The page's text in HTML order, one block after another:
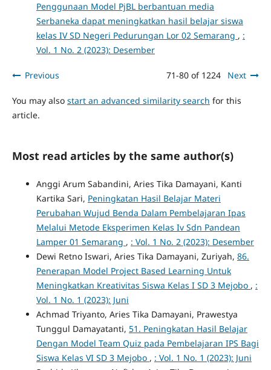
Penggunaan Model PjBL berbantuan media
Serbaneka dapat meningkatkan hasil belajar siswa
kelas IV SD Negeri Pedurungan Lor 02 Semarang , :
Vol. 1 No. 2 (2023): Desember
Previous 71-80 of 1224 Next
You may also start an advanced similarity search for this
article.
Most read articles by the same author(s)
Anggi Arum Sabandini, Aries Tika Damayani, Kanti
Kartika Sari, Peningkatan Hasil Belajar Materi
Perubahan Wujud Benda Dalam Pembelajaran Ipas
Melalui Metode Eksperimen Kelas Iv Sdn Pandean
Lamper 01 Semarang , : Vol. 1 No. 2 (2023): Desember
Dewi Retno Iswari, Aries Tika Damayani, Zuriyah, 86.
Penerapan Model Project Based Learning Untuk
Meningkatkan Kreativitas Siswa Kelas I SD 3 Mejobo , :
Vol. 1 No. 1 (2023): Juni
Achmad Triyanto, Aries Tika Damayani, Prawestya
Tunggul Damayatanti, 51. Peningkatan Hasil Belajar
Dengan Model Team Quiz pada Pembelajaran IPS Bagi
Siswa Kelas VI SD 3 Mejobo , : Vol. 1 No. 1 (2023): Juni